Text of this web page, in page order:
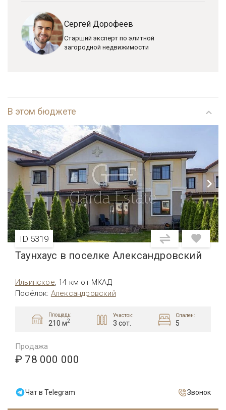
Сергей Дорофеев
Старший эксперт по элитной
загородной недвижимости
В этом бюджете
ID 5319
Таунхаус в поселке Александровский
Ильинское, 14 км от МКАД
Посёлок: Александровский
Площадь:
210 м2
Участок:
3 сот.
Спален:
5
Продажа
₽ 78 000 000
Чат в Telegram Звонок